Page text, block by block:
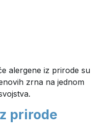
alergene iz prirode su
zrna na jednom
prirode